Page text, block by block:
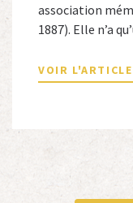
association
1887). Elle n’a
nationale de la
Le Souvenir
totalité ou
VOIR